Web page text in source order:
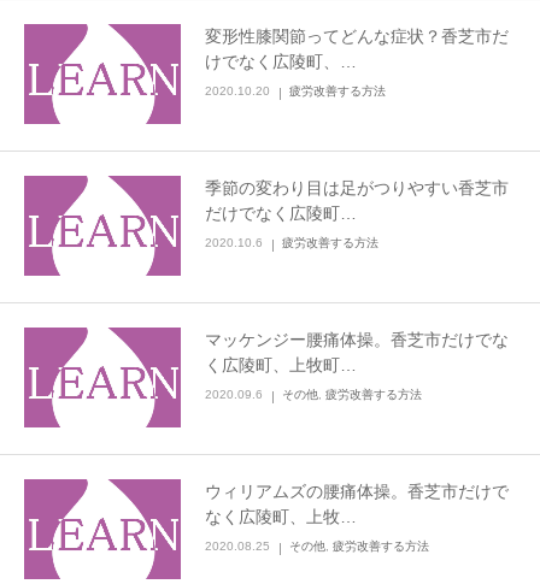
変形性膝関節ってどんな症状？香芝市だ
けでなく広陵町、…
2020.10.20 疲労改善する方法
季節の変わり目は足がつりやすい香芝市
だけでなく広陵町…
2020.10.6 疲労改善する方法
マッケンジー腰痛体操。香芝市だけでな
く広陵町、上牧町…
2020.09.6 その他 疲労改善する方法
ウィリアムズの腰痛体操。香芝市だけで
なく広陵町、上牧…
2020.08.25 その他 疲労改善する方法